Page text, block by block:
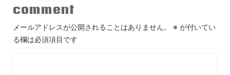
comment
メールアドレスが公開されることはありません。 ※ が付いてい
る欄は必須項目です